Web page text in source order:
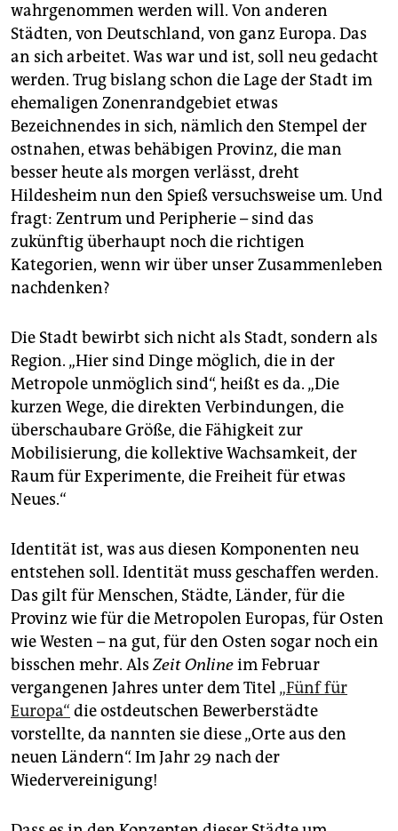
wahrgenommen werden will. Von anderen
Städten, von Deutschland, von ganz Europa. Das
an sich arbeitet. Was war und ist, soll neu gedacht
werden. Trug bislang schon die Lage der Stadt im
ehemaligen Zonenrandgebiet etwas
Bezeichnendes in sich, nämlich den Stempel der
ostnahen, etwas behäbigen Provinz, die man
besser heute als morgen verlässt, dreht
Hildesheim nun den Spieß versuchsweise um. Und
fragt: Zentrum und Peripherie – sind das
zukünftig überhaupt noch die richtigen
Kategorien, wenn wir über unser Zusammenleben
nachdenken?
Die Stadt bewirbt sich nicht als Stadt, sondern als
Region. „Hier sind Dinge möglich, die in der
Metropole unmöglich sind“, heißt es da. „Die
kurzen Wege, die direkten Verbindungen, die
überschaubare Größe, die Fähigkeit zur
Mobilisierung, die kollektive Wachsamkeit, der
Raum für Experimente, die Freiheit für etwas
Neues.“
Identität ist, was aus diesen Komponenten neu
entstehen soll. Identität muss geschaffen werden.
Das gilt für Menschen, Städte, Länder, für die
Provinz wie für die Metropolen Europas, für Osten
wie Westen – na gut, für den Osten sogar noch ein
bisschen mehr. AlsZeit Onlineim Februar
vergangenen Jahres unter dem Titel „Fünf für
Europa“ die ostdeutschen Bewerberstädte
vorstellte, da nannten sie diese „Orte aus den
neuen Ländern“. Im Jahr 29 nach der
Wiedervereinigung!